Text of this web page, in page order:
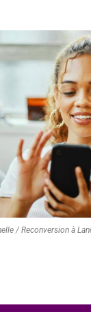
/ Reconversion à